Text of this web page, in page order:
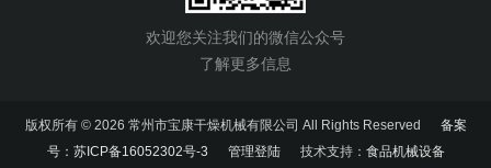
欢迎您关注我们的微信公众号
了解更多信息
版权所有 © 2026 常州市宝康干燥机械有限公司 All Rights Reserved 备案
号：苏ICP备16052302号-3
管理登陆技术支持： 食品机械设备